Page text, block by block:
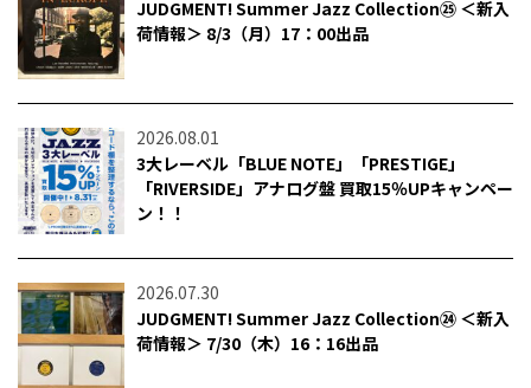
JUDGMENT! Summer Jazz Collection㉕ ＜新入
荷情報＞ 8/3（月）17：00出品
2026.08.01
3大レーベル「BLUE NOTE」「PRESTIGE」
「RIVERSIDE」アナログ盤 買取15％UPキャンペー
ン！！
2026.07.30
JUDGMENT! Summer Jazz Collection㉔ ＜新入
荷情報＞ 7/30（木）16：16出品